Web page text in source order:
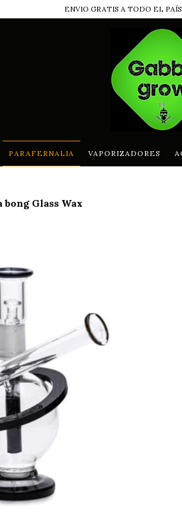
ENVIO GRATIS A TODO EL
PARAFERNALIA VAPORIZADORES
bong Glass Wax